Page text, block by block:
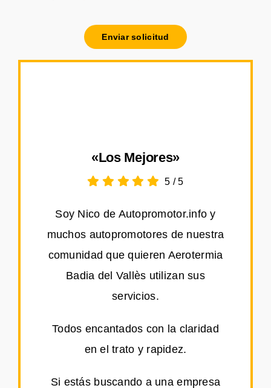
Enviar solicitud
«Los Mejores»
5 /5
Soy Nico de Autopromotor.info y
muchos autopromotores de nuestra
comunidad que quieren Aerotermia
Badia del Vallès utilizan sus
servicios.
Todos encantados con la claridad
en el trato y rapidez.
Si estás buscando a una empresa